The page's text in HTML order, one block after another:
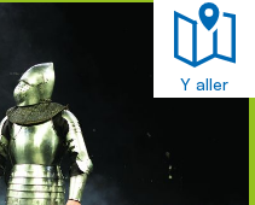
Y aller